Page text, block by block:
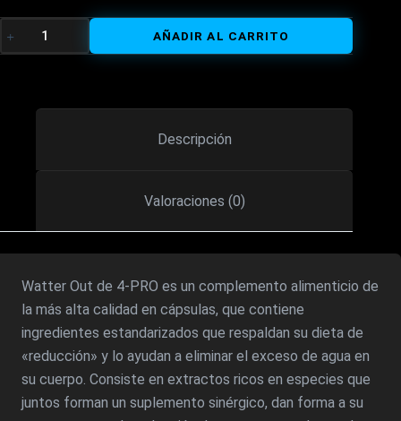
AÑADIR AL CARRITO
Descripción
Valoraciones (0)
Watter Out de 4-PRO es un complemento alimenticio de
la más alta calidad en cápsulas, que contiene
ingredientes estandarizados que respaldan su dieta de
«reducción» y lo ayudan a eliminar el exceso de agua en
su cuerpo. Consiste en extractos ricos en especies que
juntos forman un suplemento sinérgico, dan forma a su